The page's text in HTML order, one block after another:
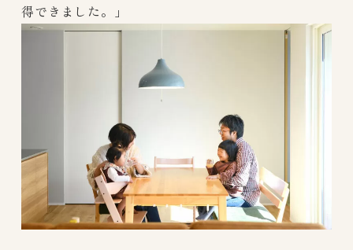
得できました。」